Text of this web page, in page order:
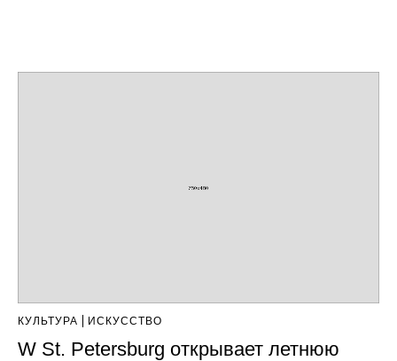
КУЛЬТУРА ИСКУССТВО
W St. Petersburg открывает летнюю